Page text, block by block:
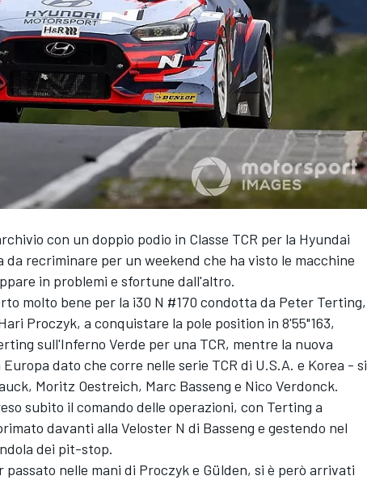
con un doppio podio in Classe TCR per la Hyundai
recriminare per un weekend che ha visto le macchine
in problemi e sfortune dall'altro.
molto bene per la i30 N #170 condotta da Peter Terting,
Proczyk, a conquistare la pole position in 8'55"163,
sull'Inferno Verde per una TCR, mentre la nuova
dato che corre nelle serie TCR di U.S.A. e Korea - si
Moritz Oestreich, Marc Basseng e Nico Verdonck.
subito il comando delle operazioni, con Terting a
davanti alla Veloster N di Basseng e gestendo nel
dei pit-stop.
nelle mani di Proczyk e Gülden, si è però arrivati